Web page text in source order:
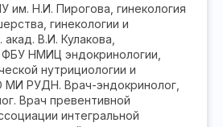
им. Н.И. Пирогова, гинекология
гинекологии и
В.И. Кулакова,
ФБУ НМИЦ эндокринологии,
нутрициологии и
РУДН. Врач-эндокринолог,
Врач превентивной
интегральной